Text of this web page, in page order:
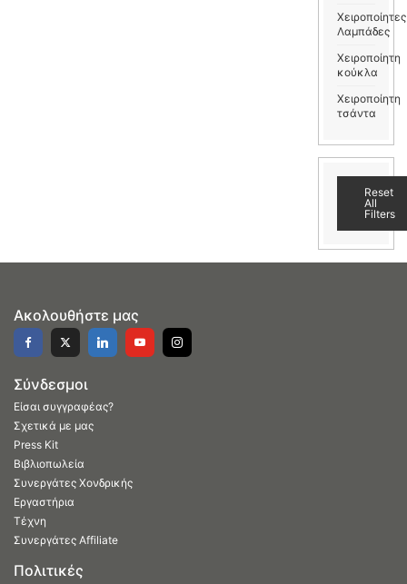
Χειροποίητες
Λαμπάδες
Χειροποίητη
κούκλα
Χειροποίητη
τσάντα
Reset
All
Filters
Ακολουθήστε μας
Σύνδεσμοι
Είσαι συγγραφέας?
Σχετικά με μας
Press Kit
Βιβλιοπωλεία
Συνεργάτες Χονδρικής
Εργαστήρια
Τέχνη
Συνεργάτες Affiliate
Πολιτικές